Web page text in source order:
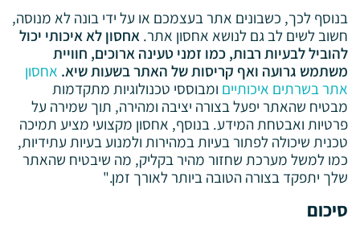
בנוסף לכך, כשבונים אתר בעצמכם או על ידי בונה לא מנוסה,
חשוב לשים לב גם לנושא אחסון אתר.אחסון לא איכותי יכול
להוביל לבעיות רבות, כמו זמני טעינה ארוכים, חוויית
משתמש גרועה ואף קריסות של האתר בשעות שיא.אחסון
אתר בשרתים איכותייםומבוססי טכנולוגיות מתקדמות
מבטיח שהאתר יפעל בצורה יציבה ומהירה, תוך שמירה על
פרטיות ואבטחת המידע. בנוסף, אחסון מקצועי מציע תמיכה
טכנית שיכולה לפתור בעיות במהירות ולמנוע בעיות עתידיות,
כמו למשל מערכת שחזור מהיר בקליק, מה שיבטיח שהאתר
שלך יתפקד בצורה הטובה ביותר לאורך זמן."
סיכום